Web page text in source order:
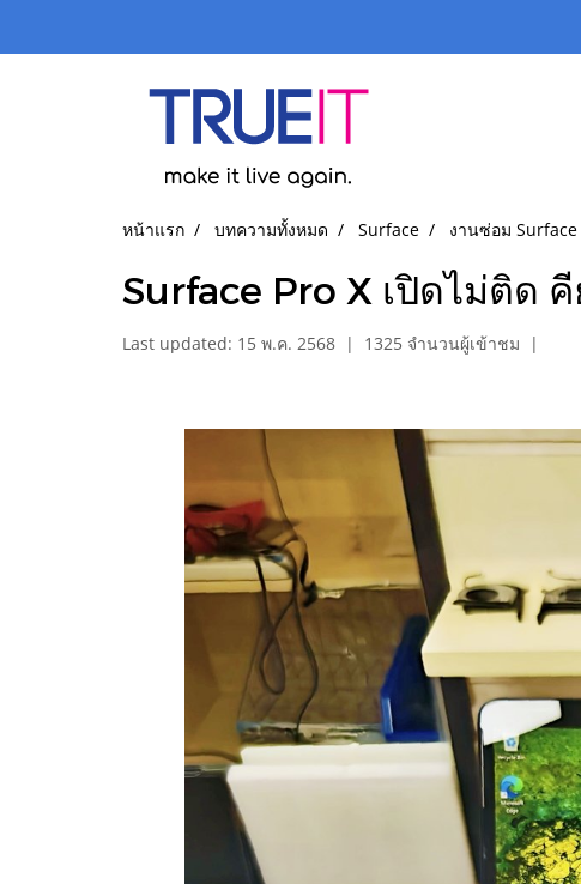
หน้าแรก บทความทั้งหมด Surface งานซ่อม Surface
Surface Pro X เปิดไม่ติด
Last updated: 15 พ.ค. 2568 | 1325 จำนวนผู้เข้าชม |